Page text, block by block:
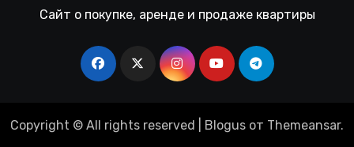
Сайт о покупке, аренде и продаже квартиры
Copyright © All rights reserved Blogus от Themeansar.